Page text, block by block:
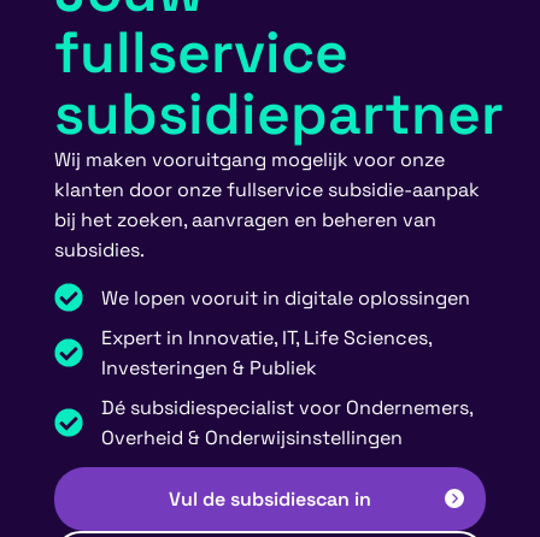
fullservice
subsidiepartner
Wij maken vooruitgang mogelijk voor onze
klanten door onze fullservice subsidie-aanpak
bij het zoeken, aanvragen en beheren van
subsidies.
We lopen vooruit in digitale oplossingen
Expert in Innovatie, IT, Life Sciences,
Investeringen & Publiek
Dé subsidiespecialist voor Ondernemers,
Overheid & Onderwijsinstellingen
Vul de subsidiescan in